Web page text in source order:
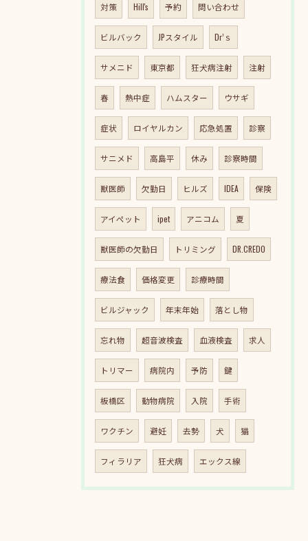
対策 Hill's 予約 問い合わせ
ビルバック JPスタイル Dr’ｓ
サメニド 東京都 狂犬病注射 注射
春 熱中症 ハムスター ウサギ
症状 ロイヤルカン 応急処置 診察
サニメド 高島平 休み 診察時間
獣医師 欠勤日 ヒルズ IDEA 保険
アイペット ipet アニコム 夏
獣医師の欠勤日 トリミング DR.CREDO
療法食 価格変更 診療時間
ビルジャック 年末年始 落とし物
忘れ物 超音波検査 血液検査 求人
トリマー 病院内 予防 鍵
板橋区 動物病院 入院 手術
ワクチン 避妊 去勢 犬 猫
フィラリア 狂犬病 エックス線